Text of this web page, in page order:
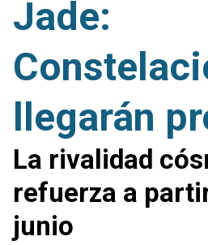
Jade:
llegarán
La rivalidad
refuerza a
junio